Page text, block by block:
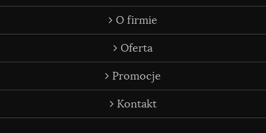
O firmie
Oferta
Promocje
Kontakt